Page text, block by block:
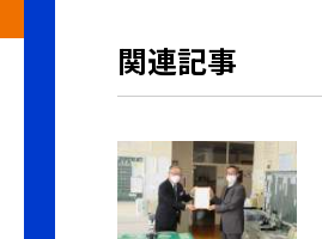
関連記事